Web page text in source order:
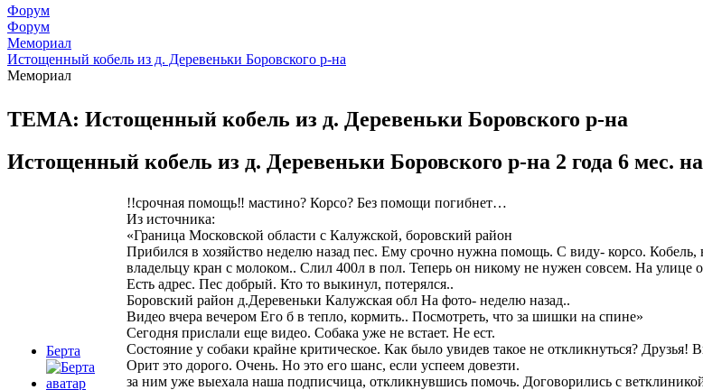
Форум
Форум
Мемориал
Истощенный кобель из д. Деревеньки Боровского р-на
Мемориал
ТЕМА: Истощенный кобель из д. Деревеньки Боровского р-на
Истощенный кобель из д. Деревеньки Боровского р-на 2 года 6 мес.
Берта
!!срочная помощь‼ мастино? Корсо? Без помощи погибнет…
Из источника:
«Граница Московской области с Калужской, боровский район
Прибился в хозяйство неделю назад пес. Ему срочно нужна помощь. С виду- корсо.
владельцу кран с молоком.. Слил 400л в пол. Теперь он никому не нужен совсем. На улице
Есть адрес. Пес добрый. Кто то выкинул, потерялся..
Боровский район д.Деревеньки Калужская обл На фото- неделю назад..
Видео вчера вечером Его б в тепло, кормить.. Посмотреть, что за шишки на спине»
Сегодня прислали еще видео. Собака уже не встает. Не ест.
Состояние у собаки крайне критическое. Как было увидев такое не откликнуться? Друзья!
Орит это дорого. Очень. Но это его шанс, если успеем довезти.
за ним уже выехала наша подписчица, откликнувшись помочь. Договорились с